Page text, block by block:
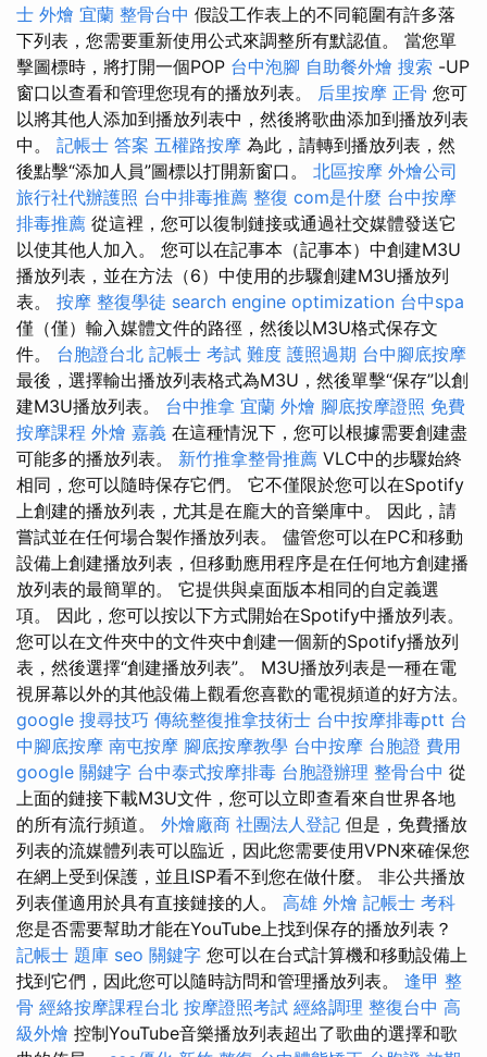
士 外燴 宜蘭 整骨台中 假設工作表上的不同範圍有許多落
下列表，您需要重新使用公式來調整所有默認值。 當您單
擊圖標時，將打開一個POP 台中泡腳 自助餐外燴 搜索 -UP
窗口以查看和管理您現有的播放列表。 后里按摩 正骨 您可
以將其他人添加到播放列表中，然後將歌曲添加到播放列表
中。 記帳士 答案 五權路按摩 為此，請轉到播放列表，然
後點擊“添加人員”圖標以打開新窗口。 北區按摩 外燴公司
旅行社代辦護照 台中排毒推薦 整復 com是什麼 台中按摩
排毒推薦 從這裡，您可以復制鏈接或通過社交媒體發送它
以使其他人加入。 您可以在記事本（記事本）中創建M3U
播放列表，並在方法（6）中使用的步驟創建M3U播放列
表。 按摩 整復學徒 search engine optimization 台中spa
僅（僅）輸入媒體文件的路徑，然後以M3U格式保存文
件。 台胞證台北 記帳士 考試 難度 護照過期 台中腳底按摩
最後，選擇輸出播放列表格式為M3U，然後單擊“保存”以創
建M3U播放列表。 台中推拿 宜蘭 外燴 腳底按摩證照 免費
按摩課程 外燴 嘉義 在這種情況下，您可以根據需要創建盡
可能多的播放列表。 新竹推拿整骨推薦 VLC中的步驟始終
相同，您可以隨時保存它們。 它不僅限於您可以在Spotify
上創建的播放列表，尤其是在龐大的音樂庫中。 因此，請
嘗試並在任何場合製作播放列表。 儘管您可以在PC和移動
設備上創建播放列表，但移動應用程序是在任何地方創建播
放列表的最簡單的。 它提供與桌面版本相同的自定義選
項。 因此，您可以按以下方式開始在Spotify中播放列表。
您可以在文件夾中的文件夾中創建一個新的Spotify播放列
表，然後選擇“創建播放列表”。 M3U播放列表是一種在電
視屏幕以外的其他設備上觀看您喜歡的電視頻道的好方法。
google 搜尋技巧 傳統整復推拿技術士 台中按摩排毒ptt 台
中腳底按摩 南屯按摩 腳底按摩教學 台中按摩 台胞證 費用
google 關鍵字 台中泰式按摩排毒 台胞證辦理 整骨台中 從
上面的鏈接下載M3U文件，您可以立即查看來自世界各地
的所有流行頻道。 外燴廠商 社團法人登記 但是，免費播放
列表的流媒體列表可以臨近，因此您需要使用VPN來確保您
在網上受到保護，並且ISP看不到您在做什麼。 非公共播放
列表僅適用於具有直接鏈接的人。 高雄 外燴 記帳士 考科
您是否需要幫助才能在YouTube上找到保存的播放列表？
記帳士 題庫 seo 關鍵字 您可以在台式計算機和移動設備上
找到它們，因此您可以隨時訪問和管理播放列表。 逢甲 整
骨 經絡按摩課程台北 按摩證照考試 經絡調理 整復台中 高
級外燴 控制YouTube音樂播放列表超出了歌曲的選擇和歌